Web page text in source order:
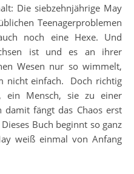
Die siebzehnjährige May
Teenagerproblemen
noch eine Hexe. Und
ist und es an ihrer
Wesen nur so wimmelt,
nicht einfach. Doch richtig
ein Mensch, sie zu einer
damit fängt das Chaos erst
Buch beginnt so ganz
weiß einmal von Anfang